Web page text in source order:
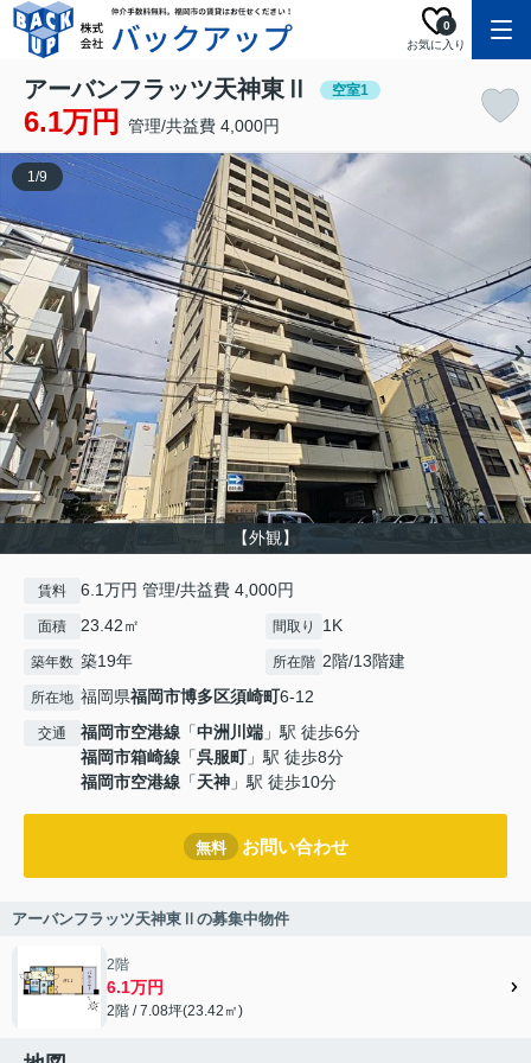
お気に入り
0
アーバンフラッツ天神東Ⅱ 空室1
6.1万円 管理/共益費 4,000円
【外観】
1/9
賃料 6.1万円 管理/共益費 4,000円
面積 23.42㎡ 間取り 1K
築年数 築19年 所在階 2階/13階建
所在地 福岡県福岡市博多区須崎町6-12
交通 福岡市空港線 「中洲川端 」駅 徒歩6分
福岡市箱崎線 「呉服町」駅 徒歩8分
福岡市空港線 「天神 」駅 徒歩10分
無料 お問い合わせ
アーバンフラッツ天神東Ⅱの募集中物件
2階
6.1万円
2階 / 7.08坪(23.42㎡)